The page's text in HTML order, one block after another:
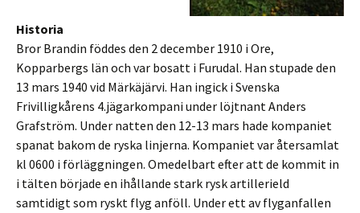
Historia
Bror Brandin föddes den 2 december 1910 i Ore,
Kopparbergs län och var bosatt i Furudal. Han stupade den
13 mars 1940 vid Märkäjärvi. Han ingick i Svenska
Frivilligkårens 4.jägarkompani under löjtnant Anders
Grafström. Under natten den 12-13 mars hade kompaniet
spanat bakom de ryska linjerna. Kompaniet var återsamlat
kl 0600 i förläggningen. Omedelbart efter att de kommit in
i tälten började en ihållande stark rysk artillerield
samtidigt som ryskt flyg anföll. Under ett av flyganfallen